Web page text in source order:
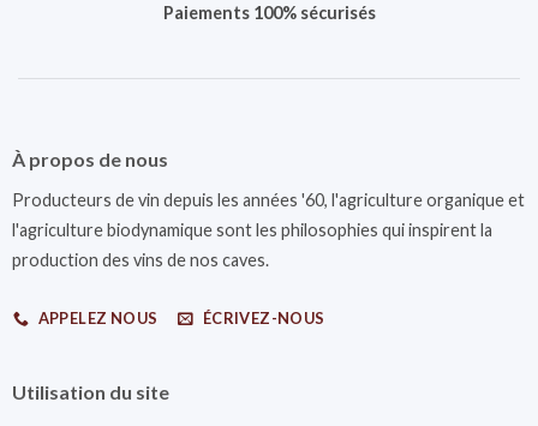
Paiements 100% sécurisés
À propos de nous
Producteurs de vin depuis les années '60, l'agriculture organique et
l'agriculture biodynamique sont les philosophies qui inspirent la
production des vins de nos caves.
APPELEZ NOUS ÉCRIVEZ-NOUS
Utilisation du site